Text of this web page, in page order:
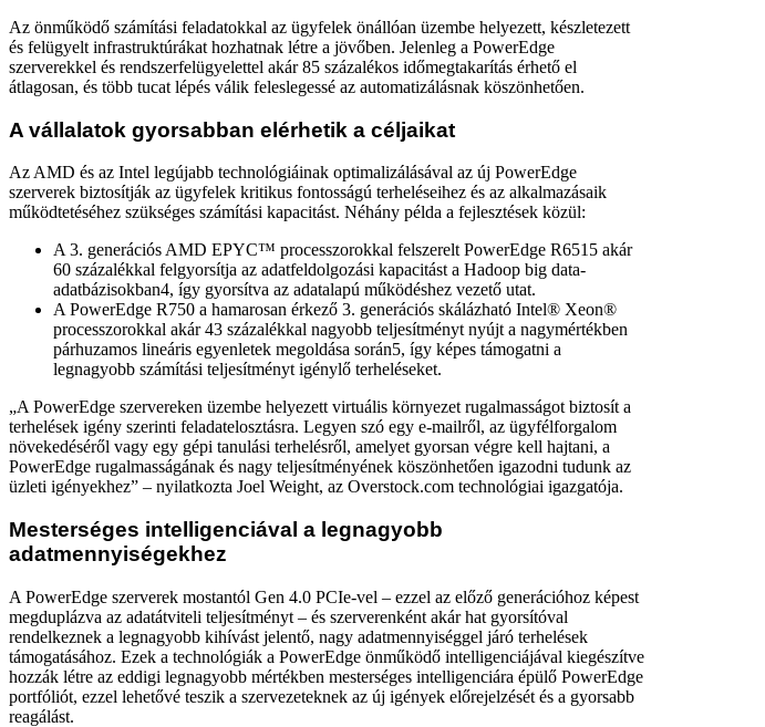
Az önműködő számítási feladatokkal az ügyfelek önállóan üzembe helyezett, készletezett
és felügyelt infrastruktúrákat hozhatnak létre a jövőben. Jelenleg a PowerEdge
szerverekkel és rendszerfelügyelettel akár 85 százalékos időmegtakarítás érhető el
átlagosan, és több tucat lépés válik feleslegessé az automatizálásnak köszönhetően.
A vállalatok gyorsabban elérhetik a céljaikat
Az AMD és az Intel legújabb technológiáinak optimalizálásával az új PowerEdge
szerverek biztosítják az ügyfelek kritikus fontosságú terheléseihez és az alkalmazásaik
működtetéséhez szükséges számítási kapacitást. Néhány példa a fejlesztések közül:
A 3. generációs AMD EPYC™ processzorokkal felszerelt PowerEdge R6515 akár
60 százalékkal felgyorsítja az adatfeldolgozási kapacitást a Hadoop big data-
adatbázisokban4, így gyorsítva az adatalapú működéshez vezető utat.
A PowerEdge R750 a hamarosan érkező 3. generációs skálázható Intel® Xeon®
processzorokkal akár 43 százalékkal nagyobb teljesítményt nyújt a nagymértékben
párhuzamos lineáris egyenletek megoldása során5, így képes támogatni a
legnagyobb számítási teljesítményt igénylő terheléseket.
„A PowerEdge szervereken üzembe helyezett virtuális környezet rugalmasságot biztosít a
terhelések igény szerinti feladatelosztásra. Legyen szó egy e-mailről, az ügyfélforgalom
növekedéséről vagy egy gépi tanulási terhelésről, amelyet gyorsan végre kell hajtani, a
PowerEdge rugalmasságának és nagy teljesítményének köszönhetően igazodni tudunk az
üzleti igényekhez” – nyilatkozta Joel Weight, az Overstock.com technológiai igazgatója.
Mesterséges intelligenciával a legnagyobb
adatmennyiségekhez
A PowerEdge szerverek mostantól Gen 4.0 PCIe-vel – ezzel az előző generációhoz képest
megduplázva az adatátviteli teljesítményt – és szerverenként akár hat gyorsítóval
rendelkeznek a legnagyobb kihívást jelentő, nagy adatmennyiséggel járó terhelések
támogatásához. Ezek a technológiák a PowerEdge önműködő intelligenciájával kiegészítve
hozzák létre az eddigi legnagyobb mértékben mesterséges intelligenciára épülő PowerEdge
portfóliót, ezzel lehetővé teszik a szervezeteknek az új igények előrejelzését és a gyorsabb
reagálást.